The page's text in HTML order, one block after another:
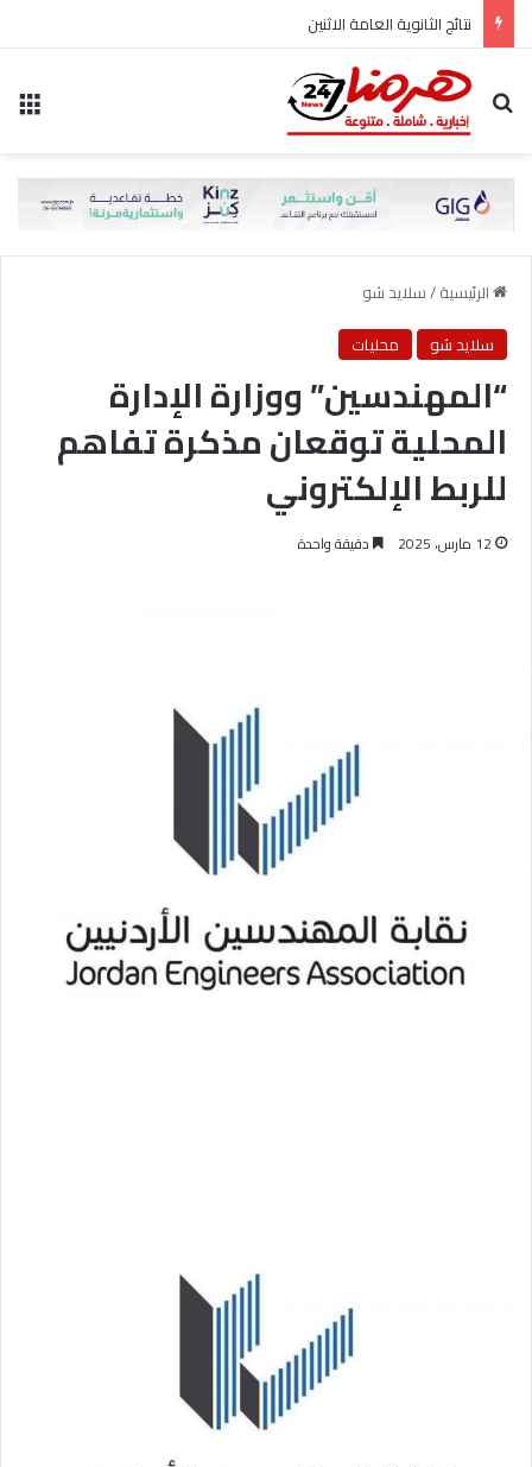
نتائج الثانوية العامة الاثنين
بحث عن
الرئيسية/سلايد شو
سلايد شو
محليات
“المهندسين” ووزارة الإدارة
المحلية توقعان مذكرة تفاهم
للربط الإلكتروني
12 مارس، 2025 دقيقة واحدة